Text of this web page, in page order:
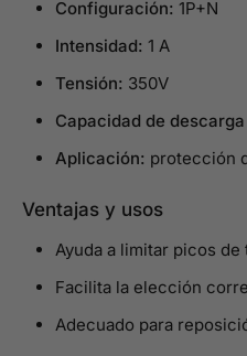
Configuración: 1P+N
Intensidad: 1 A
Tensión: 350V
Capacidad de
Aplicación: protección
Ventajas y usos
Ayuda a limitar picos
Facilita la elección
Adecuado para